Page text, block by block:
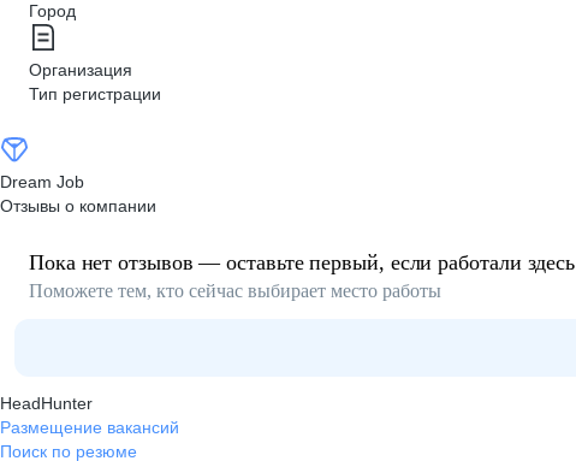
Город
Организация
Тип регистрации
Dream Job
Отзывы о компании
Пока нет отзывов — оставьте первый, если работали здесь
Поможете тем, кто сейчас выбирает место работы
HeadHunter
Размещение вакансий
Поиск по резюме